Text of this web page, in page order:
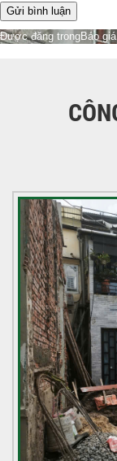
Điều
Được đăng trongBáo